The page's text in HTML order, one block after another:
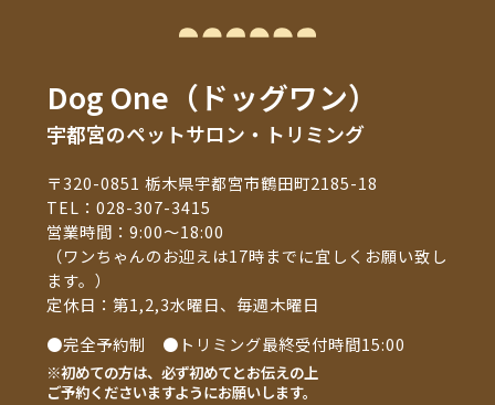
Dog One（ドッグワン）
宇都宮のペットサロン・トリミング
〒320-0851 栃木県宇都宮市鶴田町2185-18
TEL：028-307-3415
営業時間：9:00～18:00
（ワンちゃんのお迎えは17時までに宜しくお願い致し
ます。）
定休日：第1,2,3水曜日、毎週木曜日
●完全予約制 ●トリミング最終受付時間15:00
※初めての方は、必ず初めてとお伝えの上
ご予約くださいますようにお願いします。